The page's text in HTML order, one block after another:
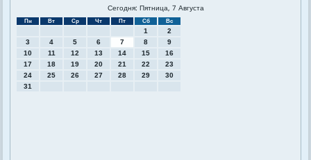
Сегодня: Пятница, 7 Августа
Пн Вт Ср Чт Пт Сб Вс
1
2
3
4 5 6 7 8
9
10
11 12 13 14 15
16
17
18 19 20 21 22
23
24
25 26 27 28 29
30
31